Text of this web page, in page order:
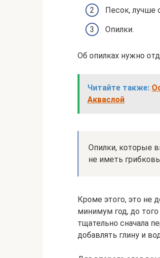
Песок, лучше
Опилки.
Об опилках нужно
Читайте также:
Акваслой
Опилки, которые
не иметь
Кроме этого, это не
минимум год, до
тщательно сначала
добавлять глину и